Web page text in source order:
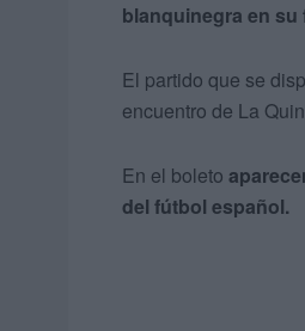
blanquinegra en su
El partido que se
encuentro de La
En el boleto
del fútbol español.